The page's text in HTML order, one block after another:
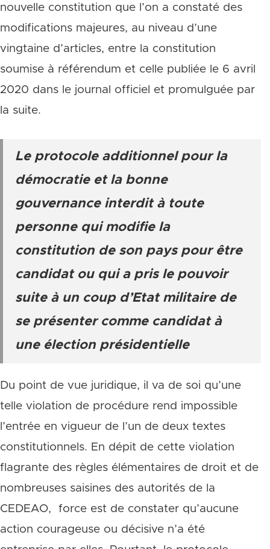
nouvelle constitution que l’on a constaté des
modifications majeures, au niveau d’une
vingtaine d’articles, entre la constitution
soumise à référendum et celle publiée le 6 avril
2020 dans le journal officiel et promulguée par
la suite.
Le protocole additionnel pour la
démocratie et la bonne
gouvernance interdit à toute
personne qui modifie la
constitution de son pays pour être
candidat ou qui a pris le pouvoir
suite à un coup d’Etat militaire de
se présenter comme candidat à
une élection présidentielle
Du point de vue juridique, il va de soi qu’une
telle violation de procédure rend impossible
l’entrée en vigueur de l’un de deux textes
constitutionnels. En dépit de cette violation
flagrante des règles élémentaires de droit et de
nombreuses saisines des autorités de la
CEDEAO, force est de constater qu’aucune
action courageuse ou décisive n’a été